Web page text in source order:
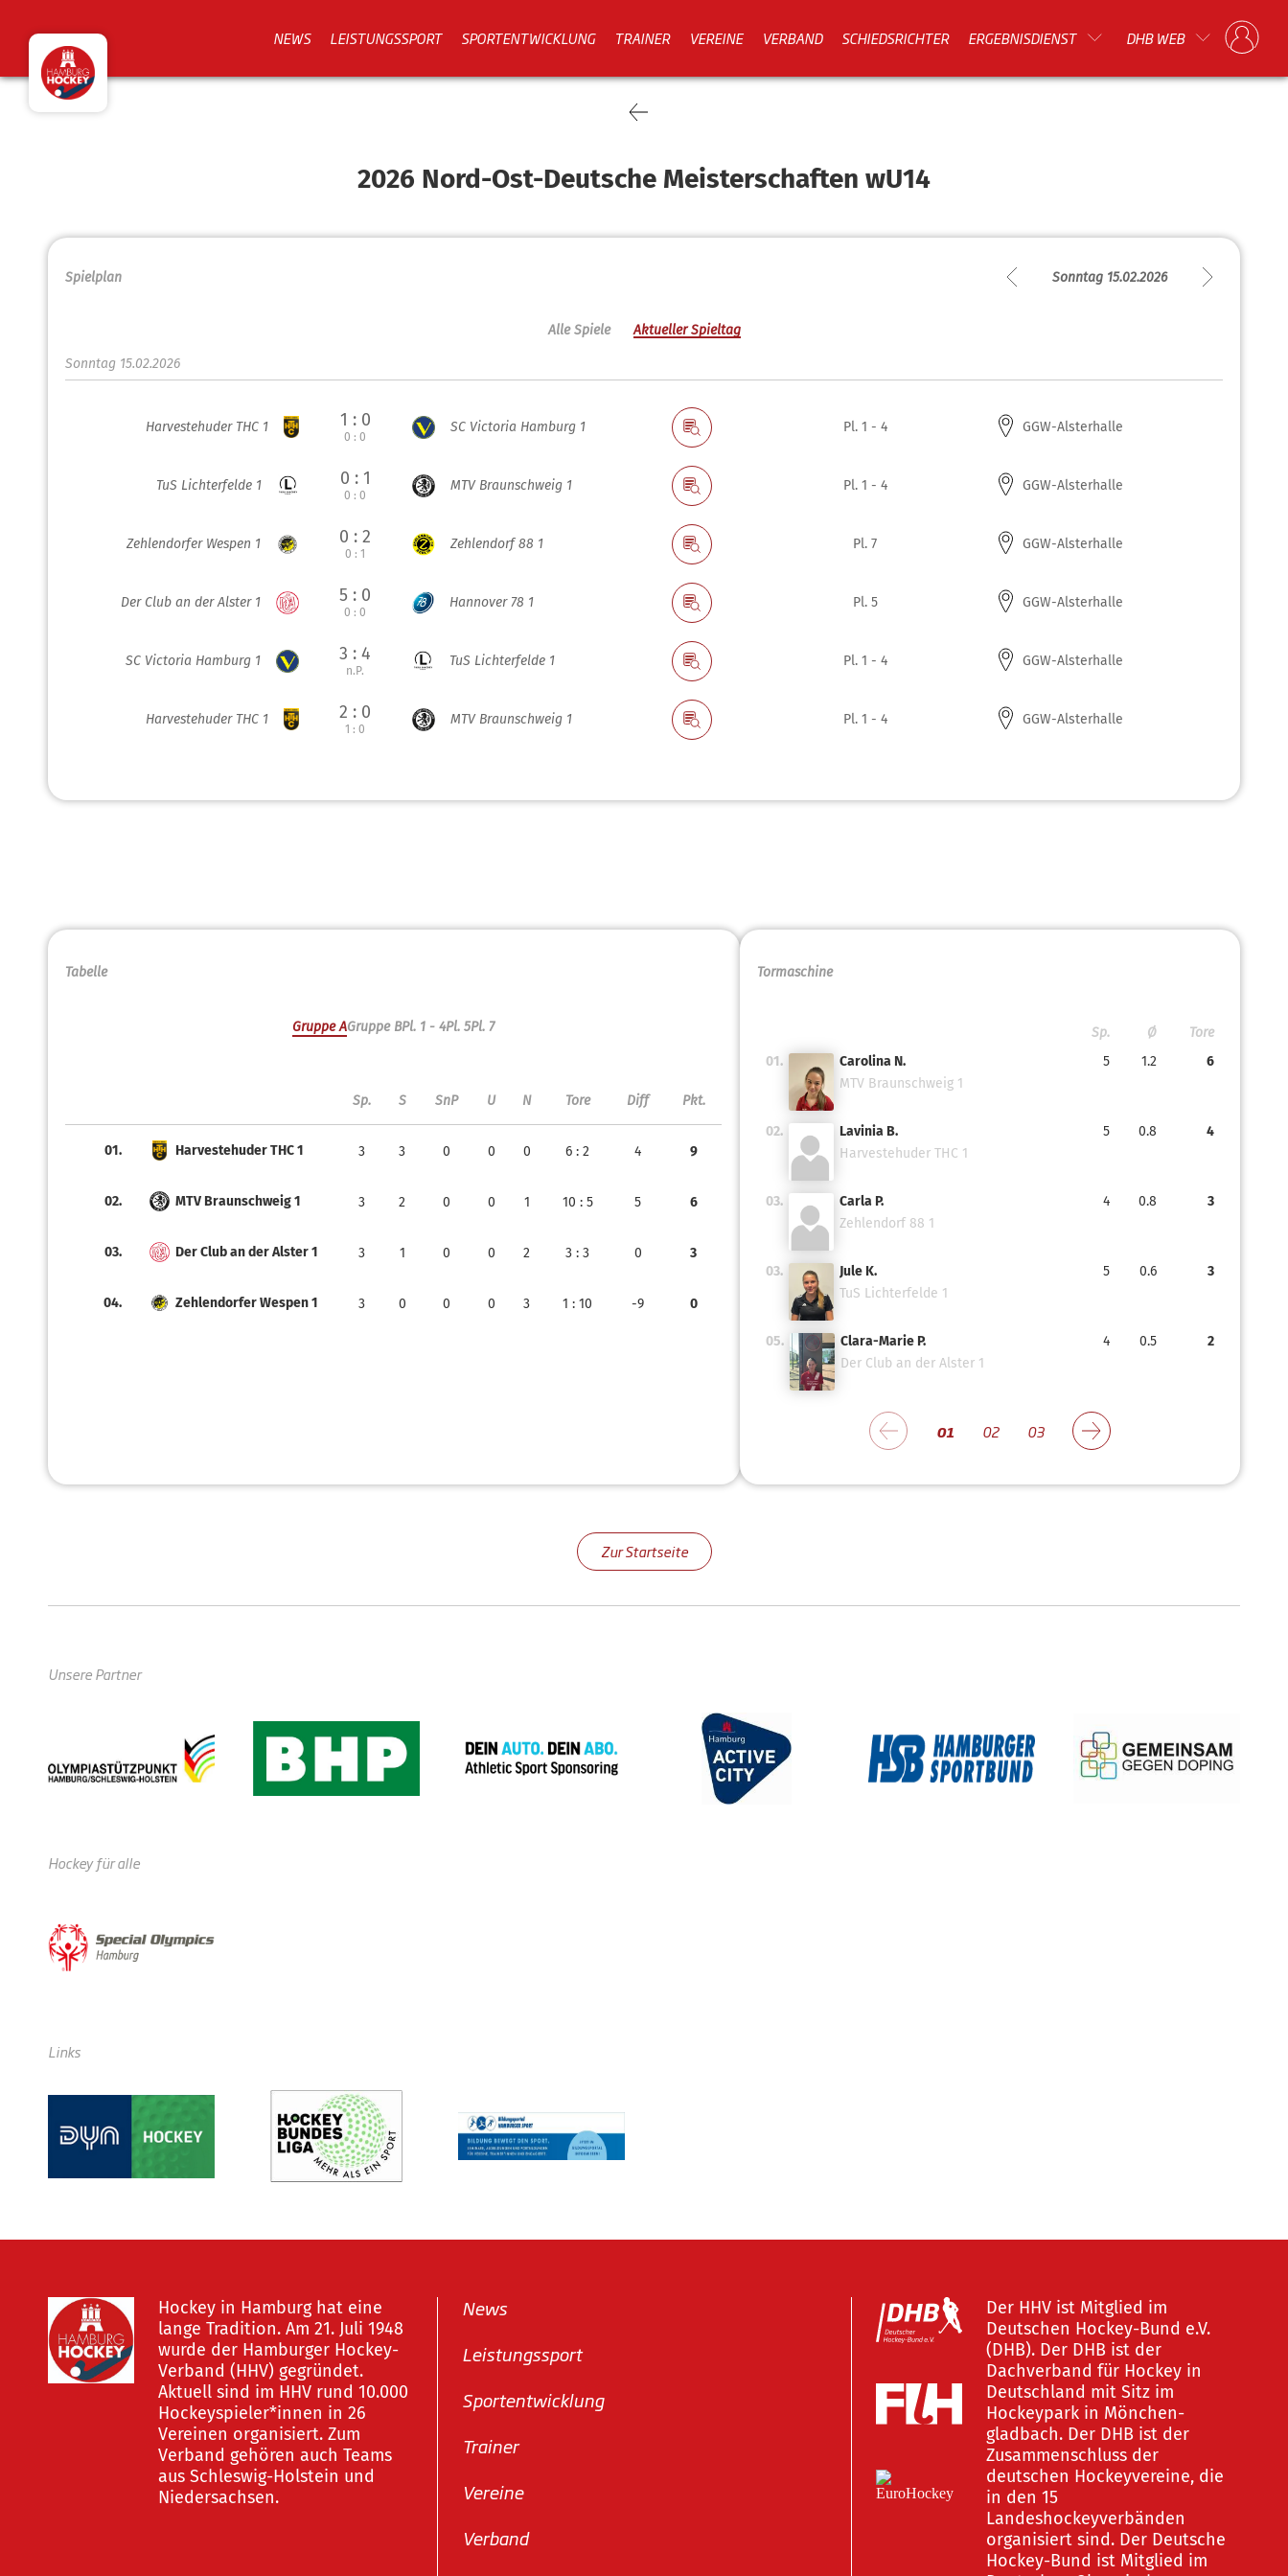
NEWS LEISTUNGSSPORT SPORTENTWICKLUNG TRAINER VEREINE VERBAND SCHIEDSRICHTER ERGEBNISDIENST DHB WEB
2026 Nord-Ost-Deutsche Meisterschaften wU14
Spielplan Sonntag 15.02.2026
Alle Spiele Aktueller Spieltag
Sonntag 15.02.2026
Harvestehuder THC 1 1 : 0
0 : 0
SC Victoria Hamburg 1 Pl. 1 - 4 GGW-Alsterhalle
TuS Lichterfelde 1 0 : 1
0 : 0
MTV Braunschweig 1 Pl. 1 - 4 GGW-Alsterhalle
Zehlendorfer Wespen 1 0 : 2
0 : 1
Zehlendorf 88 1 Pl. 7 GGW-Alsterhalle
Der Club an der Alster 1 5 : 0
0 : 0
Hannover 78 1 Pl. 5 GGW-Alsterhalle
SC Victoria Hamburg 1 3 : 4
n.P.
TuS Lichterfelde 1 Pl. 1 - 4 GGW-Alsterhalle
Harvestehuder THC 1 2 : 0
1 : 0
MTV Braunschweig 1 Pl. 1 - 4 GGW-Alsterhalle
Tabelle
Gruppe AGruppe BPl. 1 - 4Pl. 5Pl. 7
Sp. S SnP U N Tore Diff Pkt.
01. Harvestehuder THC 1 3 3 0 0 0 6 : 2 4 9
02. MTV Braunschweig 1 3 2 0 0 1 10 : 5 5 6
03. Der Club an der Alster 1 3 1 0 0 2 3 : 3 0 3
04. Zehlendorfer Wespen 1 3 0 0 0 3 1 : 10 -9 0
Tormaschine
Sp. Ø
Tore
01.
Carolina N.
MTV Braunschweig 1
5 1.2 6
02.
Lavinia B.
Harvestehuder THC 1
5 0.8 4
03.
Carla P.
Zehlendorf 88 1
4 0.8 3
03.
Jule K.
TuS Lichterfelde 1
5 0.6 3
05.
Clara-Marie P.
Der Club an der Alster 1
4 0.5 2
01 02 03
Zur Startseite
Unsere Partner
Hockey für alle
Links
Hockey in Hamburg hat eine
lange Tradition. Am 21. Juli 1948
wurde der Hamburger Hockey-
Verband (HHV) gegründet.
Aktuell sind im HHV rund 10.000
Hockeyspieler*innen in 26
Vereinen organisiert. Zum
Verband gehören auch Teams
aus Schleswig-Holstein und
Niedersachsen.
News
Leistungssport
Sportentwicklung
Trainer
Vereine
Verband
Der HHV ist Mitglied im
Deutschen Hockey-Bund e.V.
(DHB). Der DHB ist der
Dachverband für Hockey in
Deutschland mit Sitz im
Hockeypark in Mönchen-
gladbach. Der DHB ist der
Zusammenschluss der
deutschen Hockeyvereine, die
in den 15
Landeshockeyverbänden
organisiert sind. Der Deutsche
Hockey-Bund ist Mitglied im